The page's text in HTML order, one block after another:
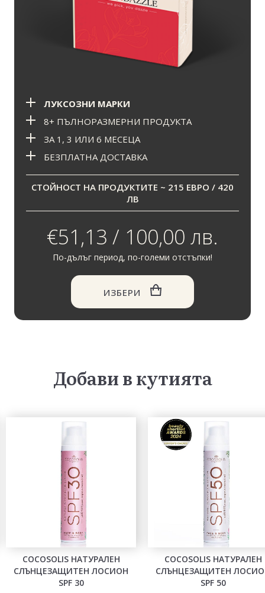
ЛУКСОЗНИ МАРКИ
8+ ПЪЛНОРАЗМЕРНИ ПРОДУКТА
ЗА 1, 3 ИЛИ 6 МЕСЕЦА
БЕЗПЛАТНА ДОСТАВКА
СТОЙНОСТ НА ПРОДУКТИТЕ ~ 215 ЕВРО / 420
ЛВ
€51,13 / 100,00 лв.
По-дълъг период, по-големи отстъпки!
ИЗБЕРИ
Добави в кутията
COCOSOLIS НАТУРАЛЕН
СЛЪНЦЕЗАЩИТЕН ЛОСИОН
SPF 30
COCOSOLIS НАТУРАЛЕН
СЛЪНЦЕЗАЩИТЕН
SPF 50